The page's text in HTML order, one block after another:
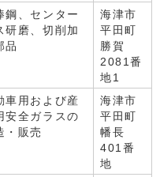
鋼、センター
研磨、切削加
品
海津市
平田町
勝賀
2081番
地1
車用および産
安全ガラスの
・販売
海津市
平田町
幡長
401番
地